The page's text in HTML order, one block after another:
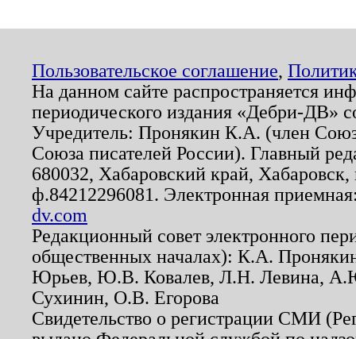
Пользовательское соглашение,
На данном сайте распространяется
периодического издания «Дебри-ДВ»
Учредитель: Пронякин К.А. (член
Союза писателей России). Главный
680032, Хабаровский край,
ф.84212296081. Электронная
dv.com
Редакционный совет электронного
общественных началах): К.А.
Юрьев, Ю.В. Ковалев, Л.Н. Левина,
Сухинин, О.В. Егорова
Свидетельство о регистрации СМИ